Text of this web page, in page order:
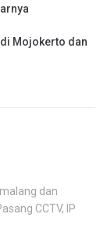
Mojokerto dan
dan
CCTV, IP